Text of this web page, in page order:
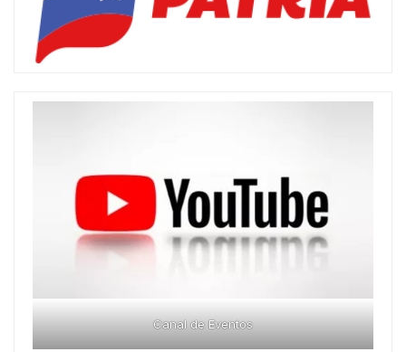
Canal de Eventos